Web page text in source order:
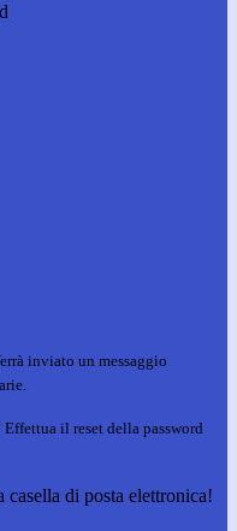
inviato un messaggio
il reset della password
di posta elettronica!